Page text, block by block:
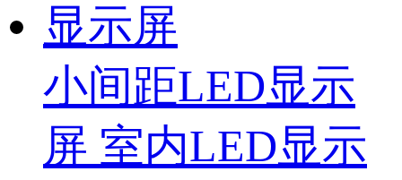
显示屏
小间距LED显示
屏 室内LED显示